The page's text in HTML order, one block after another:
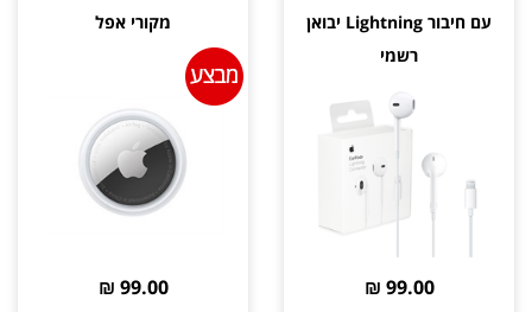
עם חיבור Lightning יבואן
רשמי
99.00 ₪
מקורי אפל
99.00 ₪